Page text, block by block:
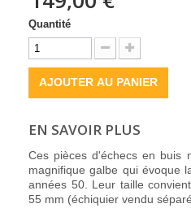
Quantité
AJOUTER AU PANIER
EN SAVOIR PLUS
Ces pièces d'échecs en buis
magnifique galbe qui évoque
années 50. Leur taille
55 mm (échiquier vendu